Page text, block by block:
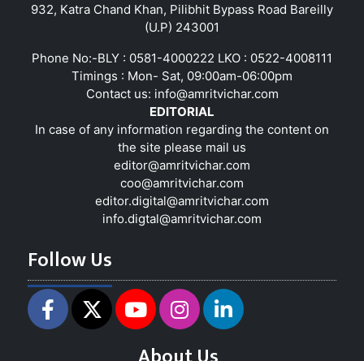
932, Katra Chand Khan, Pilibhit Bypass Road Bareilly
(U.P) 243001
Phone No:-BLY : 0581-4000222 LKO : 0522-4008111
Timings : Mon- Sat, 09:00am-06:00pm
Contact us: info@amritvichar.com
EDITORIAL
In case of any information regarding the content on
the site please mail us
editor@amritvichar.com
coo@amritvichar.com
editor.digital@amritvichar.com
info.digtal@amritvichar.com
Follow Us